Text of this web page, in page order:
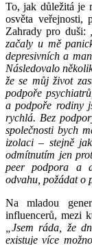
To, jak důležitá je
osvěta veřejnosti,
Zahrady pro duši:
začaly u mě
depresivních a
Následovalo
že se můj život
podpoře
a podpoře rodiny
rychlá. Bez
společnosti bych
izolaci – stejně
odmítnutím jen
peer podpora a
odvahu, požádat o
Na mladou
influencerů, mezi
„Jsem ráda, že
existuje více